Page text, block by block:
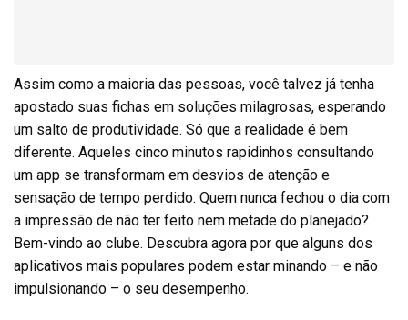
Assim como a maioria das pessoas, você talvez já tenha
apostado suas fichas em soluções milagrosas, esperando
um salto de produtividade. Só que a realidade é bem
diferente. Aqueles cinco minutos rapidinhos consultando
um app se transformam em desvios de atenção e
sensação de tempo perdido. Quem nunca fechou o dia com
a impressão de não ter feito nem metade do planejado?
Bem-vindo ao clube. Descubra agora por que alguns dos
aplicativos mais populares podem estar minando – e não
impulsionando – o seu desempenho.